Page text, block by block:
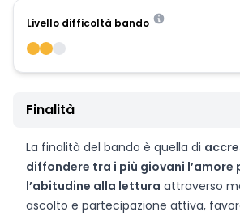
Livello difficoltà bando
Finalità
La finalità del bando è quella di
diffondere tra i più giovani l’amore
l’abitudine alla lettura attraverso
ascolto e partecipazione attiva,